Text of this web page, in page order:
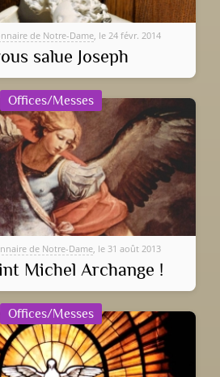
de Notre-Dame, le 24 févr. 2014
salue Joseph
Offices/Messes
de Notre-Dame, le 31 août 2013
Michel Archange !
Offices/Messes